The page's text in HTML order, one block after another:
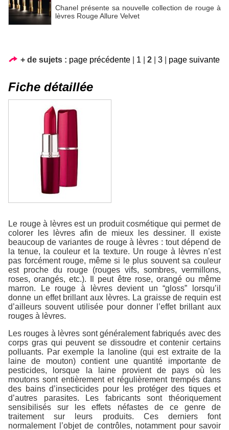
Chanel présente sa nouvelle collection de rouge à
lèvres Rouge Allure Velvet
+ de sujets : page précédente 1 2 3 page suivante
Fiche détaillée
Le rouge à lèvres est un produit cosmétique qui permet de
colorer les lèvres afin de mieux les dessiner. Il existe
beaucoup de variantes de rouge à lèvres : tout dépend de
la tenue, la couleur et la texture. Un rouge à lèvres n’est
pas forcément rouge, même si le plus souvent sa couleur
est proche du rouge (rouges vifs, sombres, vermillons,
roses, orangés, etc.). Il peut être rose, orangé ou même
marron. Le rouge à lèvres devient un “gloss” lorsqu’il
donne un effet brillant aux lèvres. La graisse de requin est
d’ailleurs souvent utilisée pour donner l’effet brillant aux
rouges à lèvres.
Les rouges à lèvres sont généralement fabriqués avec des
corps gras qui peuvent se dissoudre et contenir certains
polluants. Par exemple la lanoline (qui est extraite de la
laine de mouton) contient une quantité importante de
pesticides, lorsque la laine provient de pays où les
moutons sont entièrement et régulièrement trempés dans
des bains d’insecticides pour les protéger des tiques et
d’autres parasites. Les fabricants sont théoriquement
sensibilisés sur les effets néfastes de ce genre de
traitement sur leurs produits. Ces derniers font
normalementl’objet de contrôles, notamment pour savoir